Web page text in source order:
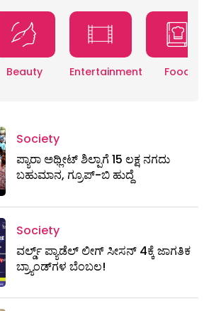
Beauty Entertainment Food
Society
ಪ್ಯಾರಾ ಅಥ್ಲೀಟ್ ಶಿಲ್ಪಾಗೆ 15 ಲಕ್ಷ ನಗದು
ಬಹುಮಾನ, ಗ್ರೂಪ್-ಬಿ ಹುದ್ದೆ
Society
ವರ್ಲ್ಡ್ ಪ್ಯಾಡೆಲ್ ಲೀಗ್ ಸೀಸನ್ 4ಕ್ಕೆ ಜಾಗತಿಕ
ಬ್ರ್ಯಾಂಡ್‌ಗಳ ಬೆಂಬಲ!